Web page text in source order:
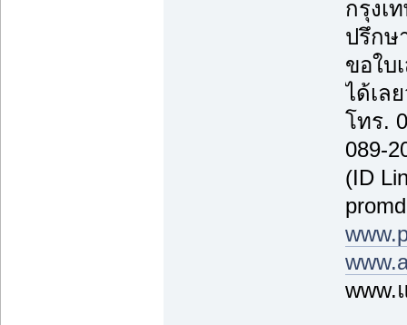
กรุงเ
ปรึกษ
ขอใบ
ได้เล
โทร.
089-
(ID
www.